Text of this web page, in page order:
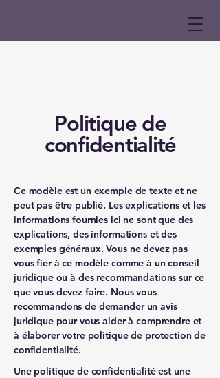
Politique de
confidentialité
Ce modèle est un exemple de texte et ne
peut pas être publié. Les explications et les
informations fournies ici ne sont que des
explications, des informations et des
exemples généraux. Vous ne devez pas
vous fier à ce modèle comme à un conseil
juridique ou à des recommandations sur ce
que vous devez faire. Nous vous
recommandons de demander un avis
juridique pour vous aider à comprendre et
à élaborer votre politique de protection de
confidentialité.
Une politique de confidentialité est une